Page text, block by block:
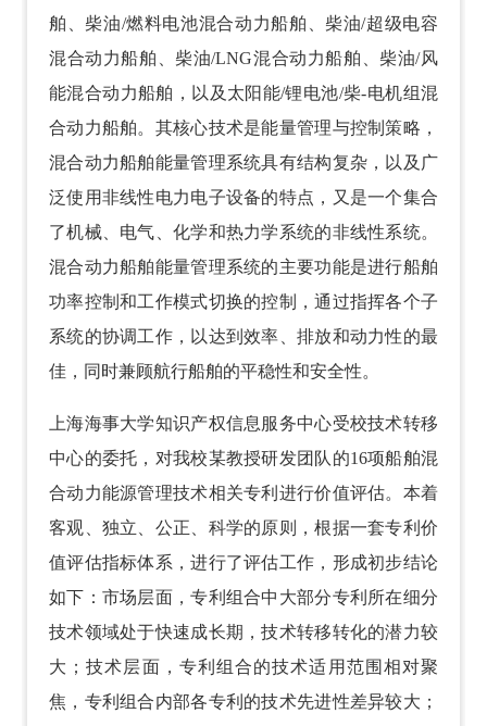
舶、柴油/燃料电池混合动力船舶、柴油/超级电容
混合动力船舶、柴油/LNG混合动力船舶、柴油/风
能混合动力船舶，以及太阳能/锂电池/柴-电机组混
合动力船舶。其核心技术是能量管理与控制策略，
混合动力船舶能量管理系统具有结构复杂，以及广
泛使用非线性电力电子设备的特点，又是一个集合
了机械、电气、化学和热力学系统的非线性系统。
混合动力船舶能量管理系统的主要功能是进行船舶
功率控制和工作模式切换的控制，通过指挥各个子
系统的协调工作，以达到效率、排放和动力性的最
佳，同时兼顾航行船舶的平稳性和安全性。
上海海事大学知识产权信息服务中心受校技术转移
中心的委托，对我校某教授研发团队的16项船舶混
合动力能源管理技术相关专利进行价值评估。本着
客观、独立、公正、科学的原则，根据一套专利价
值评估指标体系，进行了评估工作，形成初步结论
如下：市场层面，专利组合中大部分专利所在细分
技术领域处于快速成长期，技术转移转化的潜力较
大；技术层面，专利组合的技术适用范围相对聚
焦，专利组合内部各专利的技术先进性差异较大；